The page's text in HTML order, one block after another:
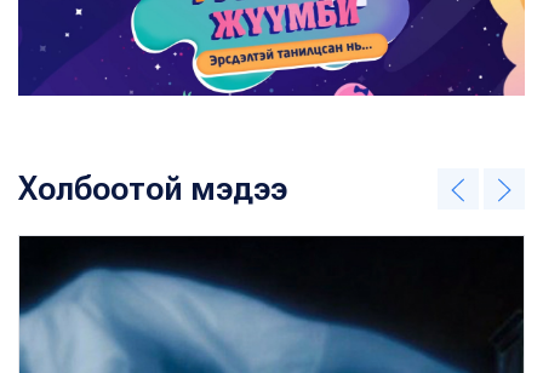
Холбоотой мэдээ